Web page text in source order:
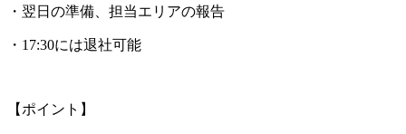
・翌日の準備、担当エリアの報告
・17:30には退社可能
【ポイント】